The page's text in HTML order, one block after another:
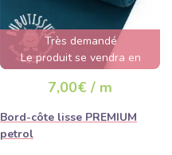
Très demandé
Le produit se vendra en
quelques heures
7,00€ / m
Bord-côte lisse PREMIUM
petrol